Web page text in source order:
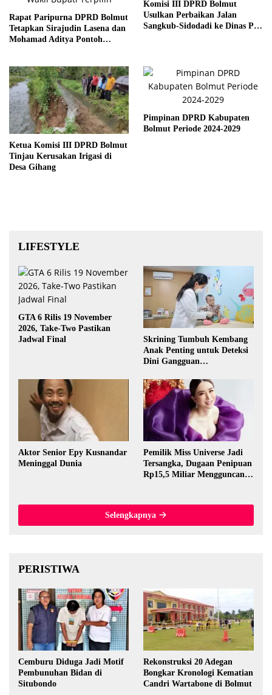
Rapat Paripurna DPRD Bolmut
Tetapkan Sirajudin Lasena dan
Mohamad Aditya Pontoh
Komisi III DPRD Bolmut
Usulkan Perbaikan Jalan
Sangkub-Sidodadi ke Dinas PU
Ketua Komisi III DPRD Bolmut
Tinjau Kerusakan Irigasi di
Desa Gihang
Pimpinan DPRD Kabupaten
Bolmut Periode 2024-2029
LIFESTYLE
GTA 6 Rilis 19 November
2026, Take-Two Pastikan
Jadwal Final
Skrining Tumbuh Kembang
Anak Penting untuk Deteksi
Dini Gangguan
Aktor Senior Epy Kusnandar
Meninggal Dunia
Pemilik Miss Universe Jadi
Tersangka, Dugaan Penipuan
Rp15,5 Miliar Mengguncang
Selengkapnya
PERISTIWA
Cemburu Diduga Jadi Motif
Pembunuhan Bidan di
Situbondo
Rekonstruksi 20 Adegan
Bongkar Kronologi Kematian
Candri Wartabone di Bolmut